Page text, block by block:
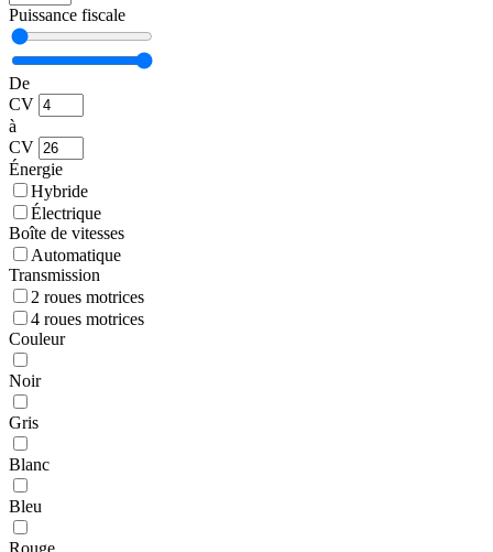
Puissance fiscale
De
CV
à
CV
Énergie
Hybride
Électrique
Boîte de vitesses
Automatique
Transmission
2 roues motrices
4 roues motrices
Couleur
Noir
Gris
Blanc
Bleu
Rouge